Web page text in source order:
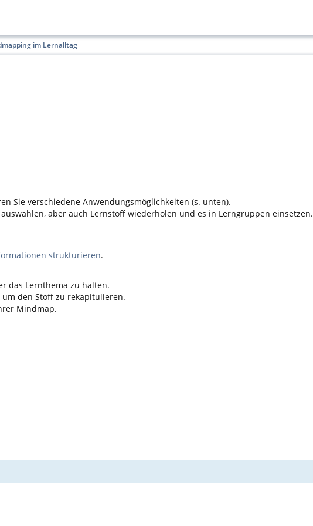
im Lernalltag
Sie verschiedene Anwendungsmöglichkeiten (s. unten).
aber auch Lernstoff wiederholen und es in Lerngruppen einsetzen.
strukturieren.
das Lernthema zu halten.
den Stoff zu rekapitulieren.
Mindmap.